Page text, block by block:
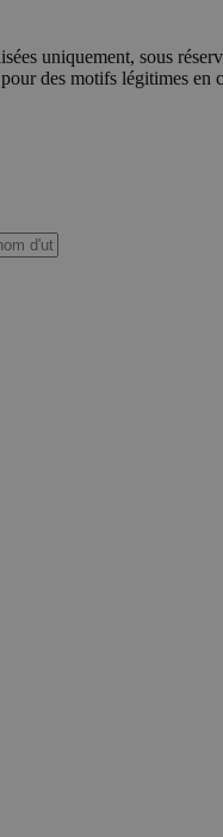
uniquement, sous
des motifs légitimes en